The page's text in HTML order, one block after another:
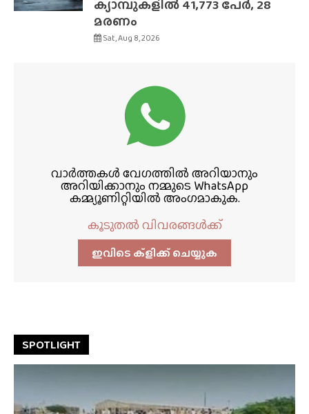
ക്യാമ്പുകളിൽ 41,773 പേർ, 28
മരണം
Sat, Aug 8, 2026
വാർത്തകൾ വേഗത്തിൽ അറിയാനും
അറിയിക്കാനും നമ്മുടെ WhatsApp
കമ്മ്യൂണിറ്റിയിൽ അംഗമാകുക.
കൂടുതൽ വിവരങ്ങൾക്ക്
ഇവിടെ ക്ളിക്ക്‌ ചെയ്യുക
SPOTLIGHT